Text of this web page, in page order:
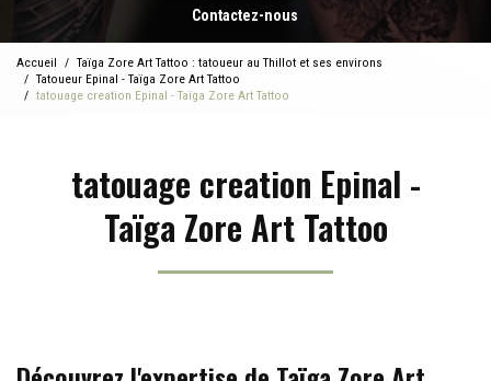
Contactez-nous
Accueil
Taïga Zore Art Tattoo : tatoueur au Thillot et ses environs
Tatoueur Epinal - Taïga Zore Art Tattoo
tatouage creation Epinal - Taïga Zore Art Tattoo
tatouage creation Epinal -
Taïga Zore Art Tattoo